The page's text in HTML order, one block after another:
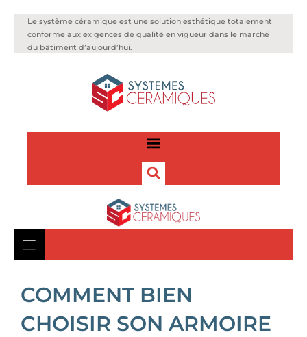
Le système céramique est une solution esthétique totalement
conforme aux exigences de qualité en vigueur dans le marché
du bâtiment d’aujourd’hui.
COMMENT BIEN
CHOISIR SON ARMOIRE